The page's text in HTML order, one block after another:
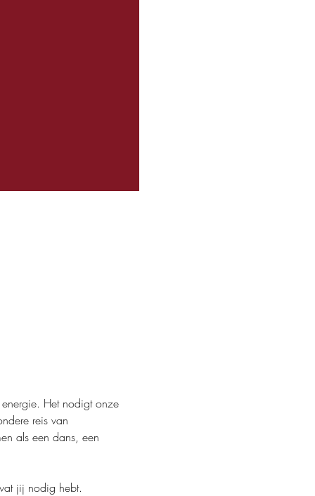
Het nodigt onze
reis van
als een dans, een
jij nodig hebt.